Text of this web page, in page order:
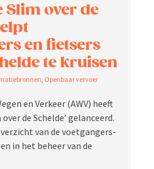
Slim over de
en fietsers
te kruisen
, Openbaar vervoer
en Verkeer (AWV) heeft
de Schelde’ gelan­ceerd.
van de voetgangers-
in het beheer van de